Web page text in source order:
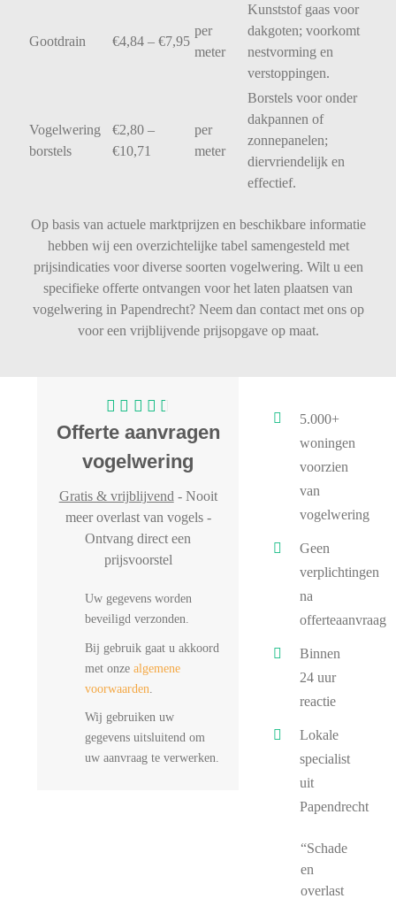
Gootdrain €4,84 – €7,95
per
meter
Kunststof gaas voor
dakgoten; voorkomt
nestvorming en
verstoppingen.
Vogelwering
borstels
€2,80 –
€10,71
per
meter
Borstels voor onder
dakpannen of
zonnepanelen;
diervriendelijk en
effectief.
Op basis van actuele marktprijzen en beschikbare informatie
hebben wij een overzichtelijke tabel samengesteld met
prijsindicaties voor diverse soorten vogelwering. Wilt u een
specifieke offerte ontvangen voor het laten plaatsen van
vogelwering in Papendrecht? Neem dan contact met ons op
voor een vrijblijvende prijsopgave op maat.
Offerte aanvragen
vogelwering
Gratis & vrijblijvend - Nooit
meer overlast van vogels -
Ontvang direct een
prijsvoorstel
Uw gegevens worden
beveiligd verzonden.
Bij gebruik gaat u akkoord
met onze algemene
voorwaarden
Wij gebruiken uw
gegevens uitsluitend om
uw aanvraag te verwerken.
5.000+
woningen
voorzien
van
vogelwering
Geen
verplichtingen
na
offerteaanvraag
Binnen
24 uur
reactie
Lokale
specialist
uit
Papendrecht
“Schade
en
overlast